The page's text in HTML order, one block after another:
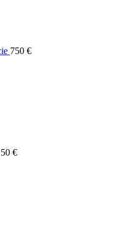
750 €
€